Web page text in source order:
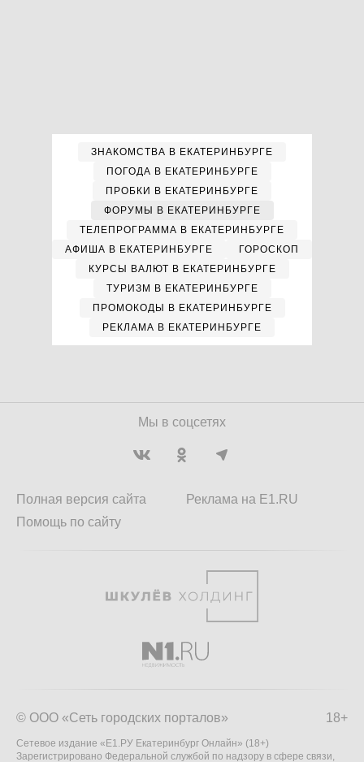
ЗНАКОМСТВА В ЕКАТЕРИНБУРГЕ
ПОГОДА В ЕКАТЕРИНБУРГЕ
ПРОБКИ В ЕКАТЕРИНБУРГЕ
ФОРУМЫ В ЕКАТЕРИНБУРГЕ
ТЕЛЕПРОГРАММА В ЕКАТЕРИНБУРГЕ
АФИША В ЕКАТЕРИНБУРГЕ
ГОРОСКОП
КУРСЫ ВАЛЮТ В ЕКАТЕРИНБУРГЕ
ТУРИЗМ В ЕКАТЕРИНБУРГЕ
ПРОМОКОДЫ В ЕКАТЕРИНБУРГЕ
РЕКЛАМА В ЕКАТЕРИНБУРГЕ
Мы в соцсетях
Полная версия сайта
Помощь по сайту
Реклама на E1.RU
18+
© ООО «Сеть городских порталов»
Сетевое издание «Е1.РУ Екатеринбург Онлайн» (18+)
Зарегистрировано Федеральной службой по надзору в сфере связи,